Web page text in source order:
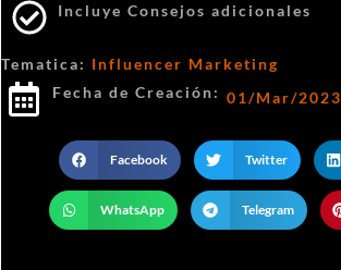
Incluye Consejos adicionales
Tematica: Influencer Marketing
Fecha de Creación: 01/Mar/2023
Facebook Twitter
WhatsApp Telegram